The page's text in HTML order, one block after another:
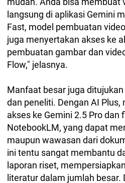
langsung di aplikasi Gemini
Fast, model pembuatan
juga menyertakan akses ke
pembuatan gambar dan
Flow," jelasnya.
Manfaat besar juga
dan peneliti. Dengan AI
akses ke Gemini 2.5 Pro dan
NotebookLM, yang dapat
maupun wawasan dari
ini tentu sangat membantu
laporan riset,
literatur dalam jumlah besar.